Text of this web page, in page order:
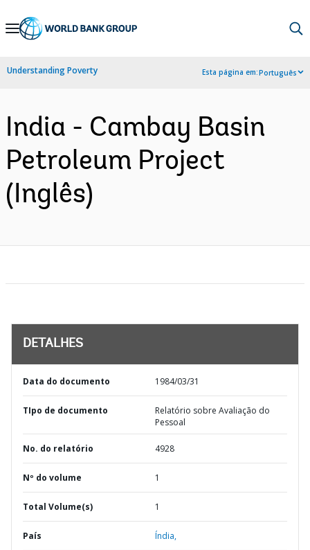
Skip
Navigation
Understanding Poverty Esta página em:Português
India - Cambay Basin
Petroleum Project
(Inglês)
DETALHES
Data do documento 1984/03/31
TIpo de documento
Relatório sobre Avaliação do
Pessoal
No. do relatório 4928
Nº do volume 1
Total Volume(s) 1
País Índia,